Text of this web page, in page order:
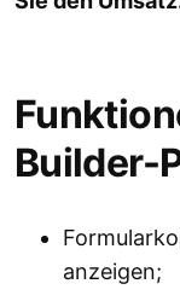
Builder-
anzeigen;